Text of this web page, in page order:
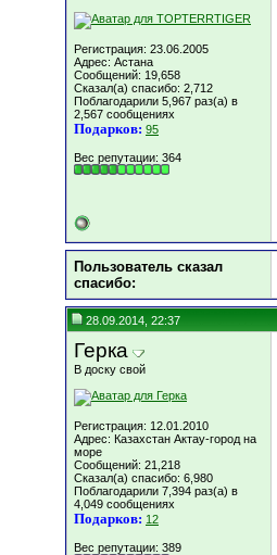
Регистрация: 23.06.2005
Адрес: Астана
Сообщений: 19,658
Сказал(а) спасибо: 2,712
Поблагодарили 5,967 раз(а) в
2,567 сообщениях
Подарков: 95
Вес репутации: 364
Пользователь сказал
cпасибо:
28.09.2014, 22:37
Герка
В доску свой
Регистрация: 12.01.2010
Адрес: Казахстан Актау-город на
море
Сообщений: 21,218
Сказал(а) спасибо: 6,980
Поблагодарили 7,394 раз(а) в
4,049 сообщениях
Подарков: 12
Вес репутации: 389